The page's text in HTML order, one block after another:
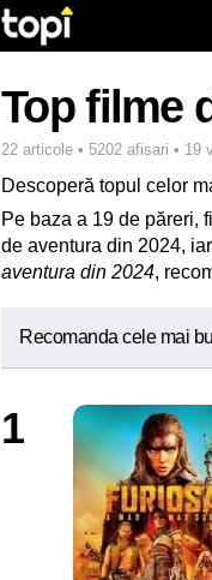
Top filme
22 articole • 5202 afisari • 19
Descoperă topul celor
Pe baza a 19 de păreri,
de aventura din 2024,
aventura din 2024,
Recomanda cele mai
1